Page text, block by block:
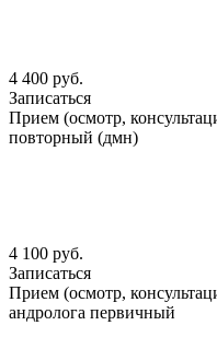
4 400 руб.
Записаться
Прием (осмотр,
повторный (дмн)
4 100 руб.
Записаться
Прием (осмотр,
андролога первичный